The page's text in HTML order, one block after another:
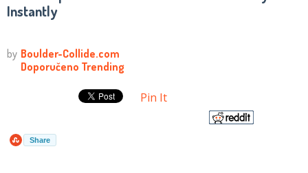
Instantly
Pin It
Share